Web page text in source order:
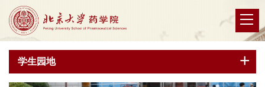
学生园地